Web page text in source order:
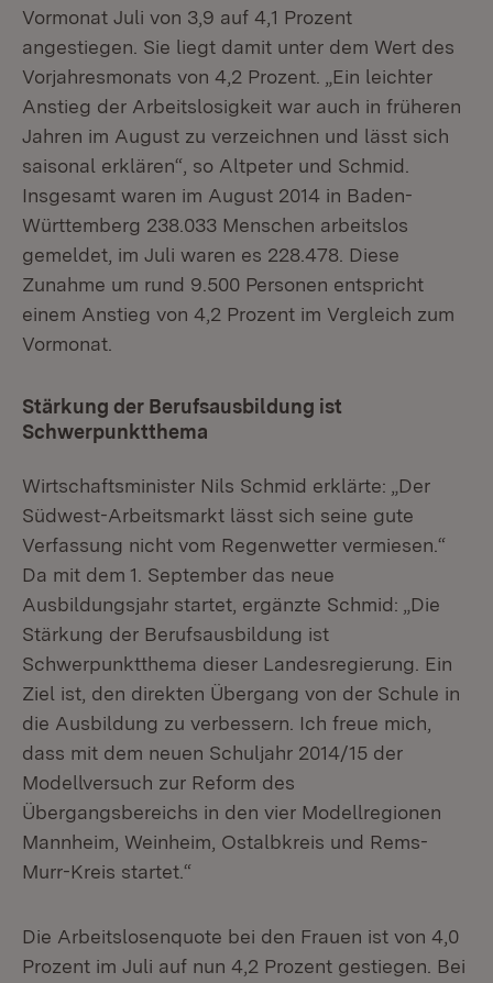
Vormonat Juli von 3,9 auf 4,1 Prozent
angestiegen. Sie liegt damit unter dem Wert des
Vorjahresmonats von 4,2 Prozent. „Ein leichter
Anstieg der Arbeitslosigkeit war auch in früheren
Jahren im August zu verzeichnen und lässt sich
saisonal erklären“, so Altpeter und Schmid.
Insgesamt waren im August 2014 in Baden-
Württemberg 238.033 Menschen arbeitslos
gemeldet, im Juli waren es 228.478. Diese
Zunahme um rund 9.500 Personen entspricht
einem Anstieg von 4,2 Prozent im Vergleich zum
Vormonat.
Stärkung der Berufsausbildung ist
Schwerpunktthema
Wirtschaftsminister Nils Schmid erklärte: „Der
Südwest-Arbeitsmarkt lässt sich seine gute
Verfassung nicht vom Regenwetter vermiesen.“
Da mit dem 1. September das neue
Ausbildungsjahr startet, ergänzte Schmid: „Die
Stärkung der Berufsausbildung ist
Schwerpunktthema dieser Landesregierung. Ein
Ziel ist, den direkten Übergang von der Schule in
die Ausbildung zu verbessern. Ich freue mich,
dass mit dem neuen Schuljahr 2014/15 der
Modellversuch zur Reform des
Übergangsbereichs in den vier Modellregionen
Mannheim, Weinheim, Ostalbkreis und Rems-
Murr-Kreis startet.“
Die Arbeitslosenquote bei den Frauen ist von 4,0
Prozent im Juli auf nun 4,2 Prozent gestiegen. Bei